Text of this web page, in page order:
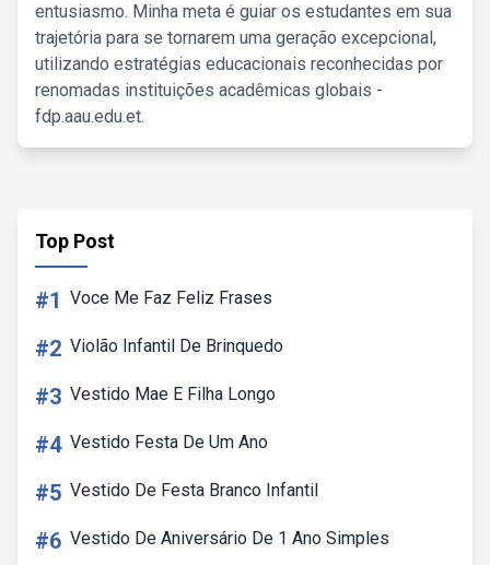
entusiasmo. Minha meta é guiar os estudantes em sua
trajetória para se tornarem uma geração excepcional,
utilizando estratégias educacionais reconhecidas por
renomadas instituições acadêmicas globais -
fdp.aau.edu.et.
Top Post
#1 Voce Me Faz Feliz Frases
#2 Violão Infantil De Brinquedo
#3 Vestido Mae E Filha Longo
#4 Vestido Festa De Um Ano
#5 Vestido De Festa Branco Infantil
#6 Vestido De Aniversário De 1 Ano Simples